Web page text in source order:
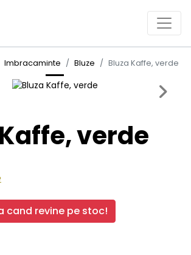
Imbracaminte Bluze Bluza Kaffe, verde
Next
verde
cand revine pe stoc!